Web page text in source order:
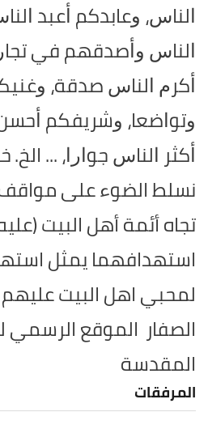
ﺍﻟﻨﺎﺱ، ﻭﻋﺎﺑﺪﻛﻢ ﺃﻋﺒﺪ
ﺍﻟﻨﺎﺱ ﻭﺃﺻﺪﻗﻬﻢ ﻓﻲ
ﺃﻛﺮﻡ ﺍﻟﻨﺎﺱ ﺻﺪﻗﺔ،
ﻭﺗﻮﺍﺿﻌﺎ، ﻭﺷﺮﻳﻔﻜﻢ
ﺃﻛﺜﺮ ﺍﻟﻨﺎﺱ ﺟﻮﺍﺭﺍ، ... الخ.
نسلط الضوء على مواقف
تجاه أئمة أهل البيت
استهدافهما يمثل
لمحبي اهل البيت عليهم
الصفار الموقع الرسمي
المقدسة
المرفقات